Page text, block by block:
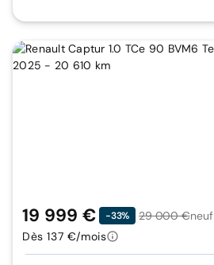
19 999 € -33% 29 000 €neuf
Dès 137 €/mois